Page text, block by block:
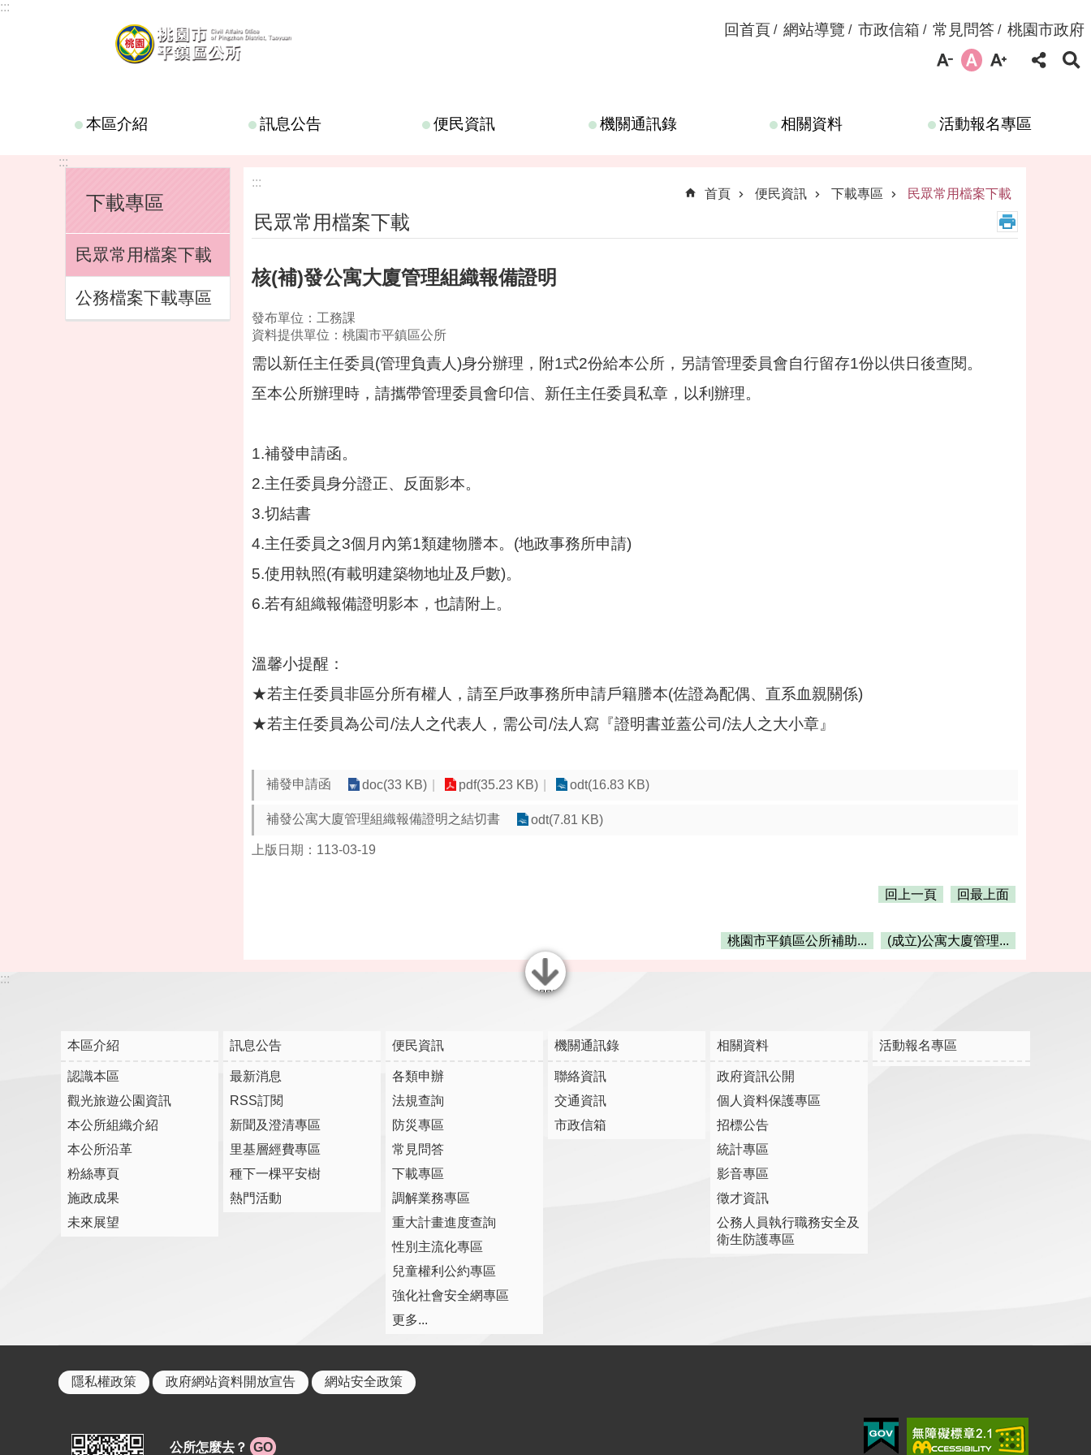
跳到主要內容區塊
:::
回首頁 網站導覽 市政信箱 常見問答 桃園市政府
本區介紹 訊息公告 便民資訊 機關通訊錄 相關資料 活動報名專區
:::
下載專區
民眾常用檔案下載
公務檔案下載專區
:::
首頁
便民資訊 下載專區 民眾常用檔案下載
民眾常用檔案下載
核(補)發公寓大廈管理組織報備證明
發布單位：工務課
資料提供單位：桃園市平鎮區公所
需以新任主任委員(管理負責人)身分辦理，附1式2份給本公所，另請管理委員會自行留存1份以供日後查閱。
至本公所辦理時，請攜帶管理委員會印信、新任主任委員私章，以利辦理。
1.補發申請函。
2.主任委員身分證正、反面影本。
3.切結書
4.主任委員之3個月內第1類建物謄本。(地政事務所申請)
5.使用執照(有載明建築物地址及戶數)。
6.若有組織報備證明影本，也請附上。
溫馨小提醒：
★若主任委員非區分所有權人，請至戶政事務所申請戶籍謄本(佐證為配偶、直系血親關係)
★若主任委員為公司/法人之代表人，需公司/法人寫『證明書並蓋公司/法人之大小章』
補發申請函 doc(33 KB) pdf(35.23 KB) odt(16.83 KB)
補發公寓大廈管理組織報備證明之結切書 odt(7.81 KB)
上版日期：113-03-19
回上一頁 回最上面
桃園市平鎮區公所補助... (成立)公寓大廈管理...
關閉
:::
本區介紹
認識本區
觀光旅遊公園資訊
本公所組織介紹
本公所沿革
粉絲專頁
施政成果
未來展望
訊息公告
最新消息
RSS訂閱
新聞及澄清專區
里基層經費專區
種下一棵平安樹
熱門活動
便民資訊
各類申辦
法規查詢
防災專區
常見問答
下載專區
調解業務專區
重大計畫進度查詢
性別主流化專區
兒童權利公約專區
強化社會安全網專區
更多...
機關通訊錄
聯絡資訊
交通資訊
市政信箱
相關資料
政府資訊公開
個人資料保護專區
招標公告
統計專區
影音專區
徵才資訊
公務人員執行職務安全及
衛生防護專區
活動報名專區
隱私權政策 政府網站資料開放宣告 網站安全政策
公所怎麼去？ GO